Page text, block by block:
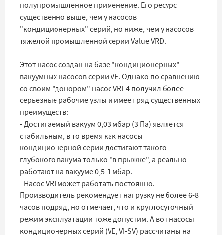
полупромышленное применение. Его ресурс
существенно выше, чем у насосов
"кондиционерных" серий, но ниже, чем у насосов
тяжелой промышленной серии Value VRD.
Этот насос создан на базе "кондиционерных"
вакуумных насосов серии VE. Однако по сравнению
со своим "донором" насос VRI-4 получил более
серьезные рабочие узлы и имеет ряд существенных
преимуществ:
- Достигаемый вакуум 0,03 мбар (3 Па) является
стабильным, в то время как насосы
кондиционерной серии достигают такого
глубокого вакума только "в прыжке", а реально
работают на вакууме 0,5-1 мбар.
- Насос VRI может работать постоянно.
Производитель рекомендует нагрузку не более 6-8
часов подряд, но отмечает, что и круглосуточный
режим эксплуатации тоже допустим. А вот насосы
кондиционерных серий (VE, VI-SV) рассчитаны на